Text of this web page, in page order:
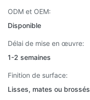
ODM et OEM:
Disponible
Délai de mise en œuvre:
1-2 semaines
Finition de surface:
Lisses, mates ou brossés